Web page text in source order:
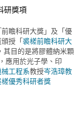
研獎項
瞻科研大獎」及「優
授「裘槎前瞻科研大
其目的是將膠體納米顆
應用於光子學、印
工程系教授岑浩璋教
優秀科研者獎